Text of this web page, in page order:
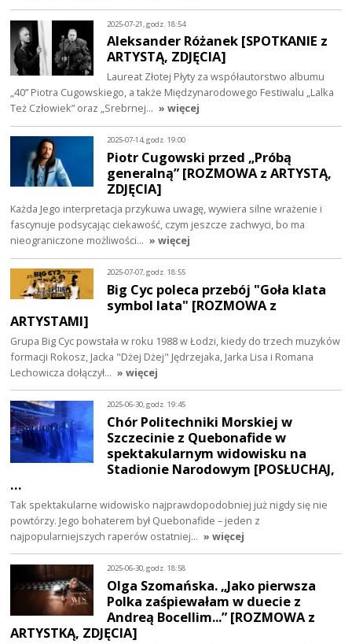
2025-07-21, godz. 18:54
Aleksander Różanek [SPOTKANIE z
ARTYSTĄ, ZDJĘCIA]
Laureat Złotej Płyty za współautorstwo albumu
„40” Piotra Cugowskiego, a także Międzynarodowego Festiwalu „Lalka
Też Człowiek” oraz „Srebrnej… » więcej
2025-07-14, godz. 19:00
Piotr Cugowski przed „Próbą
generalną” [ROZMOWA z ARTYSTĄ,
ZDJĘCIA]
Każda Jego interpretacja przykuwa uwagę, wywiera silne wrażenie i
fascynuje podsycając ciekawość, czym jeszcze zachwyci, bo ma
nieograniczone możliwości… » więcej
2025-07-07, godz. 18:55
Big Cyc poleca przebój "Goła klata
symbol lata" [ROZMOWA z
ARTYSTAMI]
Grupa Big Cyc powstała w roku 1988 w Łodzi, kiedy do trzech muzyków
formacji Rokosz, Jacka "Dżej Dżej" Jędrzejaka, Jarka Lisa i Romana
Lechowicza dołączył… » więcej
2025-06-30, godz. 19:45
Chór Politechniki Morskiej w
Szczecinie z Quebonafide w
spektakularnym widowisku na
Stadionie Narodowym [POSŁUCHAJ,
…
Tak spektakularne widowisko najprawdopodobniej już nigdy się nie
powtórzy. Jego bohaterem był Quebonafide – jeden z
najpopularniejszych raperów ostatniej… » więcej
2025-06-30, godz. 18:58
Olga Szomańska. „Jako pierwsza
Polka zaśpiewałam w duecie z
Andreą Bocellim...” [ROZMOWA z
ARTYSTKĄ, ZDJĘCIA]